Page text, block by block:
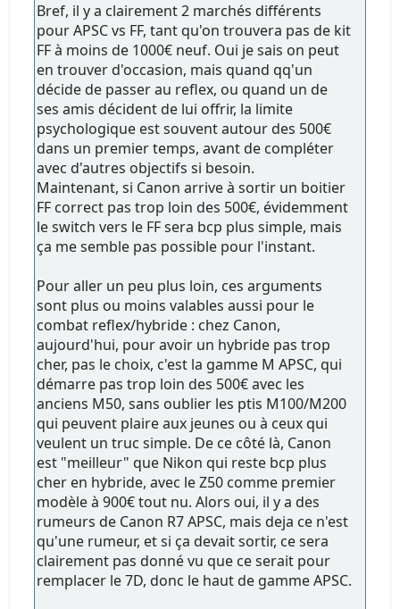
Bref, il y a clairement 2 marchés différents
pour APSC vs FF, tant qu'on trouvera pas de kit
FF à moins de 1000€ neuf. Oui je sais on peut
en trouver d'occasion, mais quand qq'un
décide de passer au reflex, ou quand un de
ses amis décident de lui offrir, la limite
psychologique est souvent autour des 500€
dans un premier temps, avant de compléter
avec d'autres objectifs si besoin.
Maintenant, si Canon arrive à sortir un boitier
FF correct pas trop loin des 500€, évidemment
le switch vers le FF sera bcp plus simple, mais
ça me semble pas possible pour l'instant.
Pour aller un peu plus loin, ces arguments
sont plus ou moins valables aussi pour le
combat reflex/hybride : chez Canon,
aujourd'hui, pour avoir un hybride pas trop
cher, pas le choix, c'est la gamme M APSC, qui
démarre pas trop loin des 500€ avec les
anciens M50, sans oublier les ptis M100/M200
qui peuvent plaire aux jeunes ou à ceux qui
veulent un truc simple. De ce côté là, Canon
est "meilleur" que Nikon qui reste bcp plus
cher en hybride, avec le Z50 comme premier
modèle à 900€ tout nu. Alors oui, il y a des
rumeurs de Canon R7 APSC, mais deja ce n'est
qu'une rumeur, et si ça devait sortir, ce sera
clairement pas donné vu que ce serait pour
remplacer le 7D, donc le haut de gamme APSC.